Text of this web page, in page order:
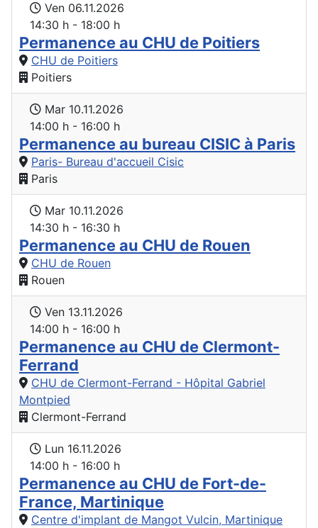
Ven 06.11.2026
14:30 h - 18:00 h
Permanence au CHU de Poitiers
CHU de Poitiers
Poitiers
Mar 10.11.2026
14:00 h - 16:00 h
Permanence au bureau CISIC à Paris
Paris- Bureau d'accueil Cisic
Paris
Mar 10.11.2026
14:30 h - 16:30 h
Permanence au CHU de Rouen
CHU de Rouen
Rouen
Ven 13.11.2026
14:00 h - 16:00 h
Permanence au CHU de Clermont-
Ferrand
CHU de Clermont-Ferrand - Hôpital Gabriel
Montpied
Clermont-Ferrand
Lun 16.11.2026
14:00 h - 16:00 h
Permanence au CHU de Fort-de-
France, Martinique
Centre d'implant de Mangot Vulcin, Martinique